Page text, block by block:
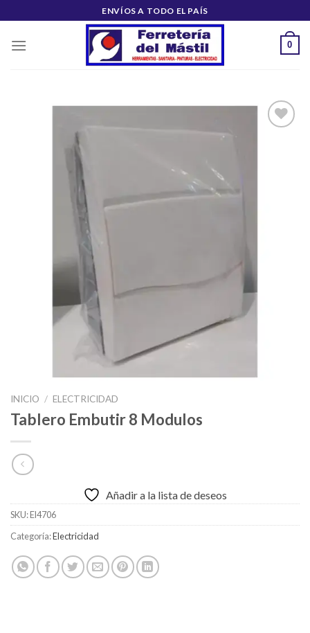
al
contenido
ENVÍOS A TODO EL PAÍS
0
INICIO / ELECTRICIDAD
Tablero Embutir 8 Modulos
Añadir a la lista de deseos
SKU:El4706
Categoría:Electricidad